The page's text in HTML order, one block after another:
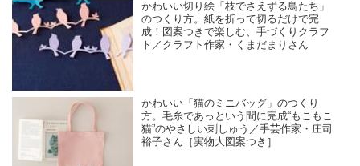
かわいい切り絵「枝でさえずる鳥たち」
のつくり方。紙を折って切るだけで完
成！図案つきで楽しむ、手づくりクラフ
ト／クラフト作家・くまだまりさん
かわいい「猫のミニバッグ」のつくり
方。毛糸であっという間に完成“もこもこ
猫”のやさしい刺しゅう／手芸作家・庄司
裕子さん［実物大図案つき］